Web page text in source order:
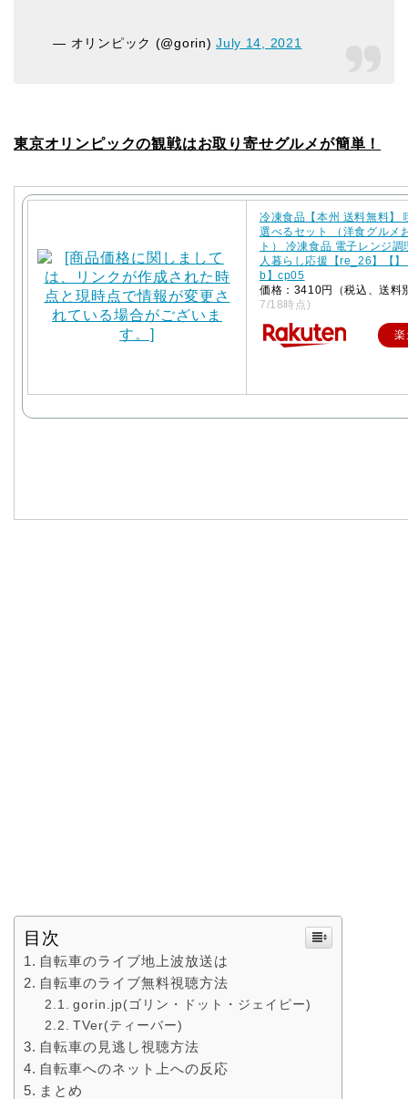
— オリンピック (@gorin)July 14, 2021
東京オリンピックの観戦はお取り寄せグルメが簡単！
冷凍食品【本州 送料無料】
選べるセット （洋食グルメ
ト） 冷凍食品 電子レンジ調
人暮らし応援【re_26】【
b】cp05
価格：3410円（税込、送料
7/18時点)
目次
自転車のライブ地上波放送は
自転車のライブ無料視聴方法
gorin.jp(ゴリン・ドット・ジェイピー)
TVer(ティーバー)
自転車の見逃し視聴方法
自転車へのネット上への反応
まとめ